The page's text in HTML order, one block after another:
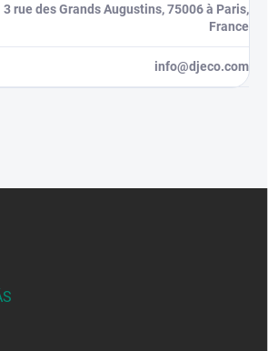
3 rue des Grands Augustins, 75006 à Paris,
France
info@djeco.com